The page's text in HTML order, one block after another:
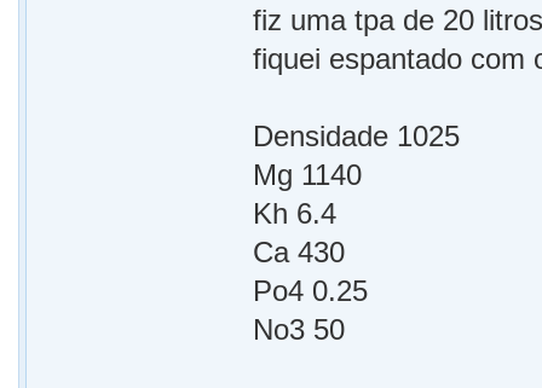
fiz uma tpa de 20
fiquei espantado com
Densidade 1025
Mg 1140
Kh 6.4
Ca 430
Po4 0.25
No3 50